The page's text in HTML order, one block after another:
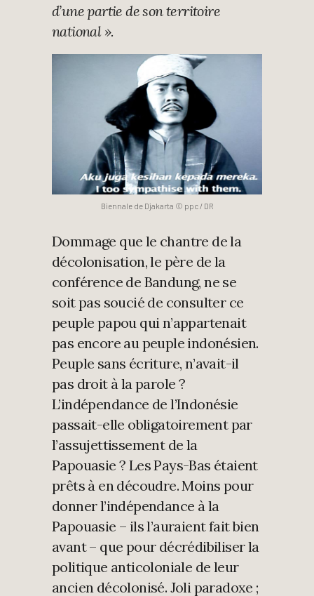
d’une partie de son territoire
national ».
Biennale de Djakarta © ppc / DR
Dommage que le chantre de la
décolonisation, le père de la
conférence de Bandung, ne se
soit pas soucié de consulter ce
peuple papou qui n’appartenait
pas encore au peuple indonésien.
Peuple sans écriture, n’avait-il
pas droit à la parole ?
L’indépendance de l’Indonésie
passait-elle obligatoirement par
l’assujettissement de la
Papouasie ? Les Pays-Bas étaient
prêts à en découdre. Moins pour
donner l’indépendance à la
Papouasie – ils l’auraient fait bien
avant – que pour décrédibiliser la
politique anticoloniale de leur
ancien décolonisé. Joli paradoxe ;